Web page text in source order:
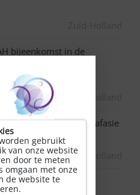
bijeenkomst in de
Schilderen met NAH / afasie
Zuid-Holland
gebruikt
van onze website
door te meten
omgaan met onze
de website te